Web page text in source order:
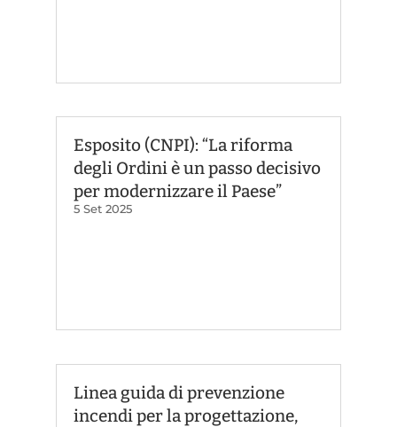
Esposito (CNPI): “La riforma
degli Ordini è un passo decisivo
per modernizzare il Paese”
5 Set 2025
Linea guida di prevenzione
incendi per la progettazione,